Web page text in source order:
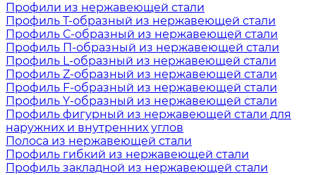
Профили из нержавеющей стали
Профиль Т-образный из нержавеющей стали
Профиль С-образный из нержавеющей стали
Профиль П-образный из нержавеющей стали
Профиль L-образный из нержавеющей стали
Профиль Z-образный из нержавеющей стали
Профиль F-образный из нержавеющей стали
Профиль Y-образный из нержавеющей стали
Профиль фигурный из нержавеющей стали для
наружних и внутренних углов
Полоса из нержавеющей стали
Профиль гибкий из нержавеющей стали
Профиль закладной из нержавеющей стали